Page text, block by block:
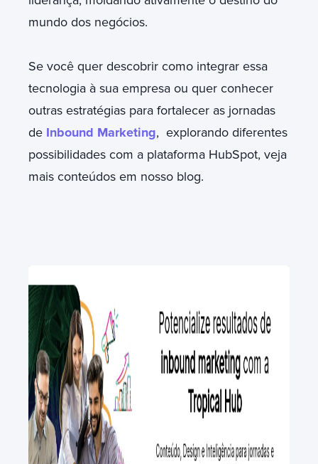
mundo dos negócios.
Se você quer descobrir como integrar essa
tecnologia à sua empresa ou quer conhecer
outras estratégias para fortalecer as jornadas
de Inbound Marketing, explorando diferentes
possibilidades com a plataforma HubSpot, veja
mais conteúdos em nosso blog.